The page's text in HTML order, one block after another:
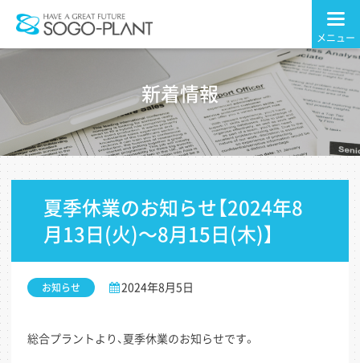
株式会社 総合プ
ラント
新着情報
夏季休業のお知らせ【2024年8
月13日(火)～8月15日(木)】
お知らせ 2024年8月5日
総合プラントより、夏季休業のお知らせです。